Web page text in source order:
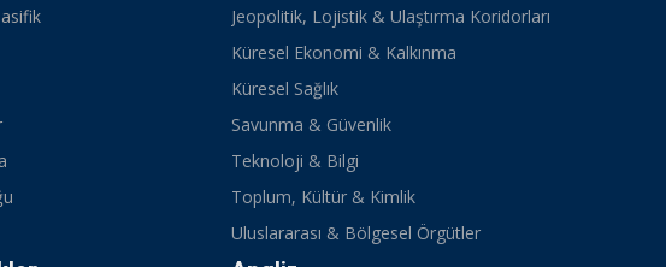
Jeopolitik, Lojistik & Ulaştırma Koridorları
Küresel Ekonomi & Kalkınma
Küresel Sağlık
Savunma & Güvenlik
Teknoloji & Bilgi
Toplum, Kültür & Kimlik
Uluslararası & Bölgesel Örgütler